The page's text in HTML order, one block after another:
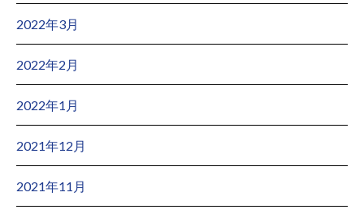
2022年3月
2022年2月
2022年1月
2021年12月
2021年11月